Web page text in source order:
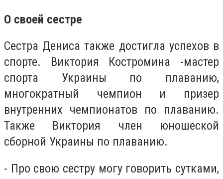
О своей сестре
Сестра Дениса также достигла успехов в
спорте. Виктория Костромина -мастер
спорта Украины по плаванию,
многократный чемпион и призер
внутренних чемпионатов по плаванию.
Также Виктория член юношеской
сборной Украины по плаванию.
- Про свою сестру могу говорить сутками,